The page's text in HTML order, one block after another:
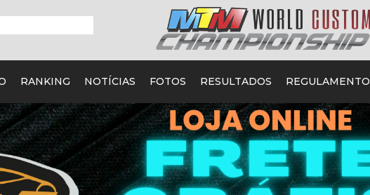
RANKING NOTÍCIAS FOTOS RESULTADOS REGULAMENTO